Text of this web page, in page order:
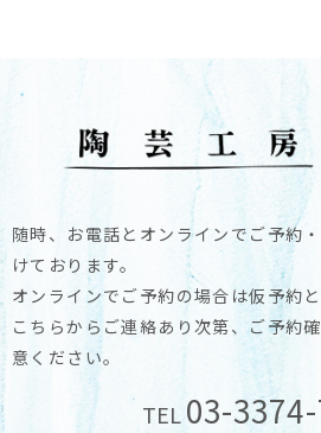
随時、お電話とオンラインでご予約
けております。
オンラインでご予約の場合は仮予約
こちらからご連絡あり次第、ご予約
意ください。
TEL03-